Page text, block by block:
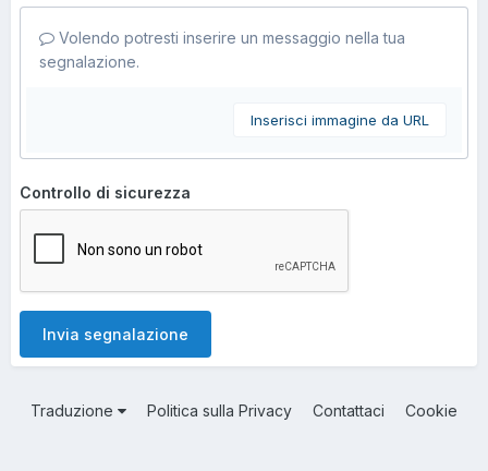
Volendo potresti inserire un messaggio nella tua
segnalazione.
Inserisci immagine da URL
Controllo di sicurezza
Invia segnalazione
Traduzione Politica sulla Privacy Contattaci Cookie